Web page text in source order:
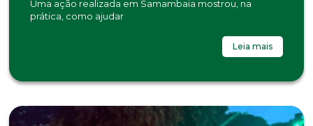
Uma ação realizada em Samambaia mostrou, na
prática, como ajudar
Leia mais